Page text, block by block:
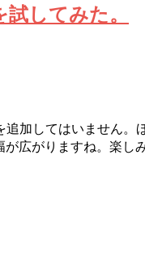
してみた。
加してはいません。
広がりますね。楽し